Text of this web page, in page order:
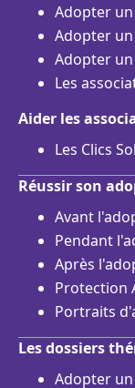
Adopter
Adopter
Adopter
Les
Aider les
Les Clics
Réussir son
Avant
Pendant
Après
Protection
Portraits
Les dossiers
Adopter un